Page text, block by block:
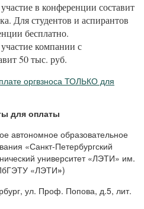
в конференции составит
Для студентов и аспирантов
бесплатно.
компании с
50 тыс. руб.
оргвзноса ТОЛЬКО для
для оплаты
автономное образовательное
«Санкт-Петербургский
университет «ЛЭТИ» им.
«ЛЭТИ»)
ул. Проф. Попова, д.5, лит.